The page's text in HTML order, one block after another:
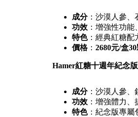
成分：沙漠人參、
功效 ：增強性功
特色：經典紅糖配
價格： 2680元/盒
Hamer紅糖十週年紀念版
成分：沙漠人參、
功效 ：增強體力
特色：紀念版專屬